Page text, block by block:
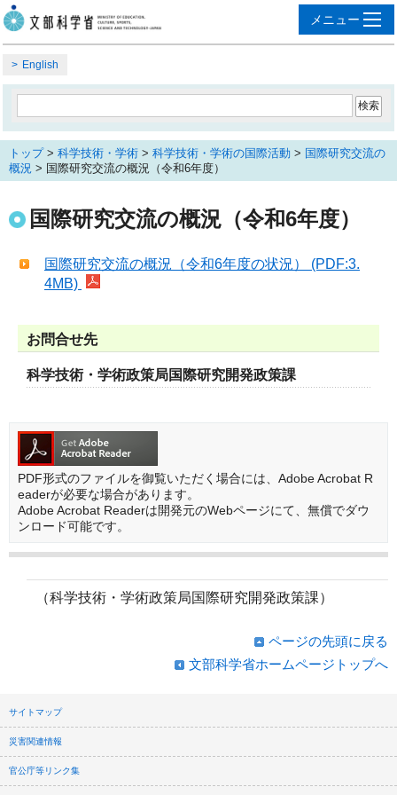
English
トップ> 科学技術・学術 > 科学技術・学術の国際活動 > 国際研究交流の
概況 > 国際研究交流の概況（令和6年度）
国際研究交流の概況（令和6年度）
国際研究交流の概況（令和6年度の状況） (PDF:3.
4MB)
お問合せ先
科学技術・学術政策局国際研究開発政策課
PDF形式のファイルを御覧いただく場合には、Adobe Acrobat R
eaderが必要な場合があります。
Adobe Acrobat Readerは開発元のWebページにて、無償でダウ
ンロード可能です。
（科学技術・学術政策局国際研究開発政策課）
ページの先頭に戻る
文部科学省ホームページトップへ
サイトマップ
災害関連情報
官公庁等リンク集